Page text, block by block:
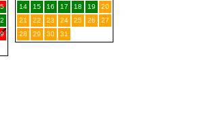
14
15 16 17 18 19
20
21
22 23 24 25 26
27
28
29 30 31